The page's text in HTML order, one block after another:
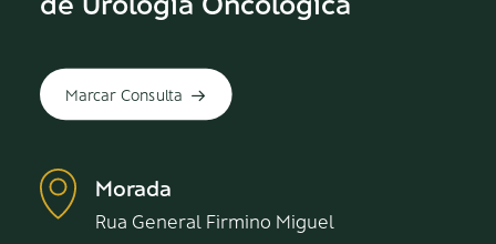
Marcar Consulta
Morada
Rua General Firmino Miguel